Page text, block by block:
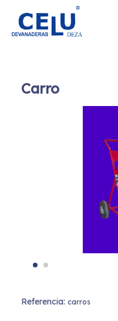
Carro
Referencia: carros